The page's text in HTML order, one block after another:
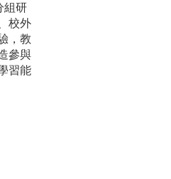
組研
校外
，教
參與
習能